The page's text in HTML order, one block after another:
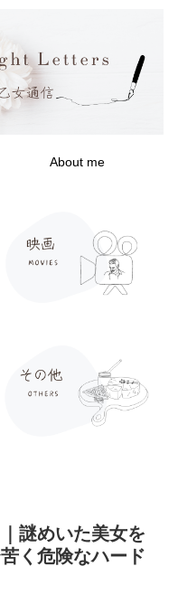
About me
謎めいた美女を
く危険なハード